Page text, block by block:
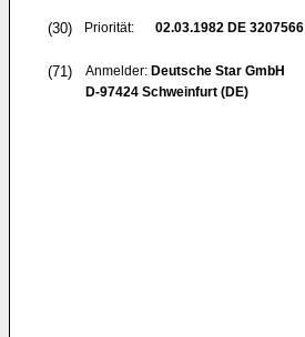
(30) Priorität: 02.03.1982 DE 3207566
(71) Anmelder: Deutsche Star GmbH
D-97424 Schweinfurt (DE)